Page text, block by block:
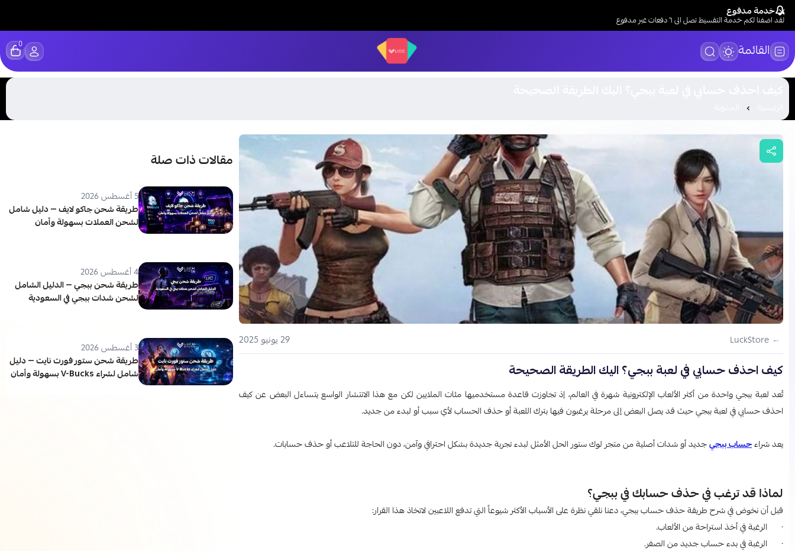
خدمة مدفوع
لقد اضفنا لكم خدمة التقسيط تصل الى ٦ دفعات عبر مدفوع
القائمة LUCK STORE
0
LuckStore 29 يونيو 2025
كيف احذف حسابي في لعبة ببجي​؟ اليك الطريقة الصحيحة
تُعد لعبة ببجي واحدة من أكثر الألعاب الإلكترونية شهرة في العالم، إذ تجاوزت قاعدة مستخدميها مئات الملايين لكن مع هذا الانتشار الواسع يتساءل البعض عن كيف
احذف حسابي في لعبة ببجي​ حيث قد يصل البعض إلى مرحلة يرغبون فيها بترك اللعبة أو حذف الحساب لأي سبب أو لبدء من جديد.
يعد شراءحساب ببجيجديد أو شدات أصلية من متجر لوك ستور الحل الأمثل لبدء تجربة جديدة بشكل احترافي وآمن، دون الحاجة للتلاعب أو حذف حسابات.
لماذا قد ترغب في حذف حسابك في ببجي؟
قبل أن نخوض في شرح طريقة حذف حساب ببجي، دعنا نلقي نظرة على الأسباب الأكثر شيوعاً التي تدفع اللاعبين لاتخاذ هذا القرار:
· الرغبة في أخذ استراحة من الألعاب.
· الرغبة في بدء حساب جديد من الصفر.
مقالات ذات صلة
5 أغسطس 2026
طريقة شحن جاكو لايف — دليل شامل
لشحن العملات بسهولة وأمان
4 أغسطس 2026
طريقة شحن ببجي — الدليل الشامل
لشحن شدات ببجي في السعودية
3 أغسطس 2026
طريقة شحن ستور فورت نايت — دليل
شامل لشراء V-Bucks بسهولة وأمان